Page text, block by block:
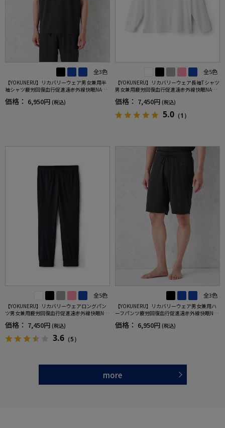
全3色
【YOKUNERU】リカバリーウェア男女兼用半
袖シャツ疲労回復血行促進遠赤外線快眠NANO
MIX(R)【一般医療機器】SS～LLサイズ
価格： 6,950円 (税込)
全5色
【YOKUNERU】リカバリーウェア長袖Tシャツ
男女兼用疲労回復血行促進遠赤外線快眠NANO
MIX(R)【一般医療機器】SS～LLサイズ
価格： 7,450円 (税込)
5.0 （1）
全5色
【YOKUNERU】リカバリーウェアロングパン
ツ男女兼用疲労回復血行促進遠赤外線快眠NA
NOMIX(R)【一般医療機器】SS～LLサイズ
価格： 7,450円 (税込)
3.6 （5）
全3色
【YOKUNERU】リカバリーウェア男女兼用ハ
ーフパンツ疲労回復血行促進遠赤外線快眠NA
NOMIX(R)【一般医療機器】SS～LLサイズ
価格： 6,950円 (税込)
more